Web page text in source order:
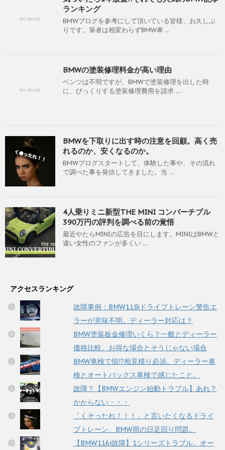
ランキング
BMWブログを参考にして頂いている皆様、お久しぶ
りです。筆者は相変わらずBMW車 ...
BMWの塗装修理料金が高い理由
ベンツは不明ですが、BMWで塗装修理を出した時
に、びっくりする塗装修理費用を請求 ...
BMWを下取りに出す時の注意を回顧。高く売
れるのか、安くなるのか。
BMWブログスタートして、体験した事や、その流れ
で調べた事を発信してきました。当 ...
4人乗りミニ新型THE MINI コンバーチブル
390万円の評判を調べる前の覚悟
最近やたらMINIの広告を目にします。MINIはBMWと
違い女性のファンが多くい ...
アクセスランキング
故障事例：BMW118iドライブトレーン警告エ
ラーが意味不明。ディーラー対応は？
BMW塗装板金修理いくら？一般とディーラー
価格比較。お得な場合とそうじゃない場合
BMW車検で損!?相見積り必須。ディーラー車
検とオートバックス車検で感じたこと。
故障？【BMWエンジン始動トラブル】あれ？
かからない・・・
「くそったれ！！！」と言いたくなるドライ
ブトレーン、BMW雨の日足回り問題。
【BMW116i故障】1シリーズトラブル。オー